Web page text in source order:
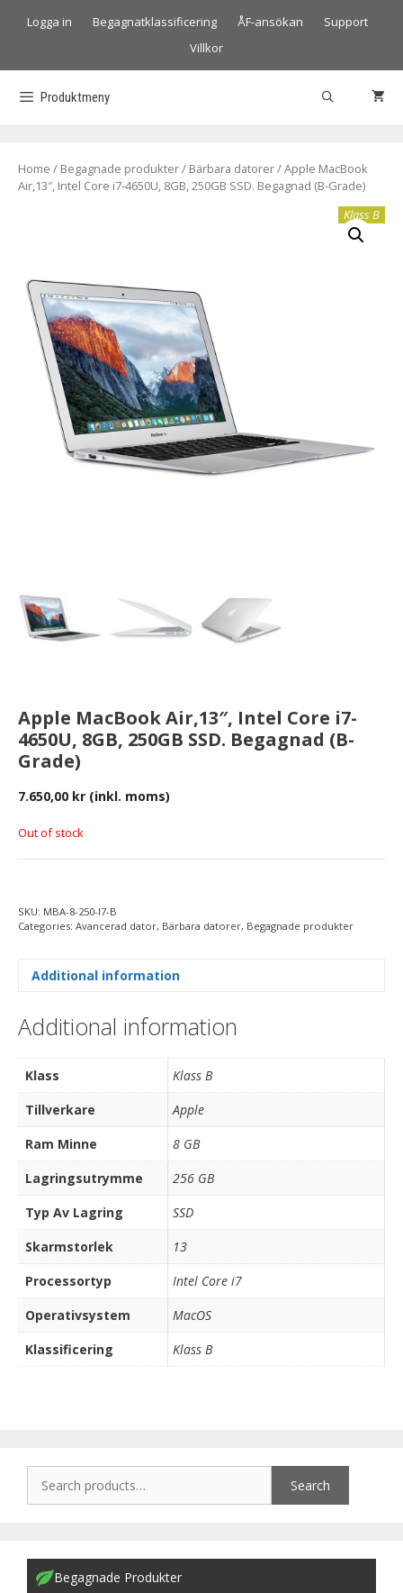
Logga in Begagnatklassificering ÅF-ansökan
Support
Villkor
Produktmeny
Home / Begagnade produkter/ Bärbara datorer/ Apple MacBook
Air,13″, Intel Core i7-4650U, 8GB, 250GB SSD. Begagnad (B-Grade)
Apple MacBook Air,13″, Intel Core i7-
4650U, 8GB, 250GB SSD. Begagnad (B-
Grade)
7.650,00 kr (inkl. moms)
Out of stock
SKU: MBA-8-250-I7-B
Categories: Avancerad dator, Bärbara datorer, Begagnade produkter
Klass B
Additional information
Additional information
Klass
Klass B
Tillverkare
Apple
Ram Minne
8 GB
Lagringsutrymme
256 GB
Typ Av Lagring
SSD
Skarmstorlek
13
Processortyp
Intel Core i7
Operativsystem
MacOS
Klassificering
Klass B
Search
Begagnade Produkter